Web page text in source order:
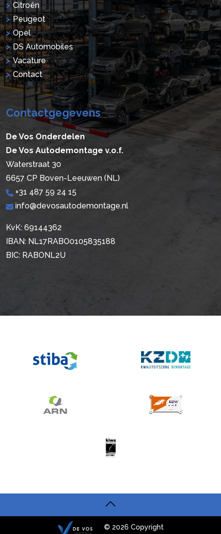
Citroën
Peugeot
Opel
DS Automobiles
Vacature
Contact
Contactgegevens
De Vos Onderdelen
De Vos Autodemontage v.o.f.
Waterstraat 30
6657 CP Boven-Leeuwen (NL)
+31 487 59 24 15
info@devosautodemontage.nl
KvK: 69144362
IBAN: NL17RABO0105835188
BIC: RABONL2U
© 2026 Copyright